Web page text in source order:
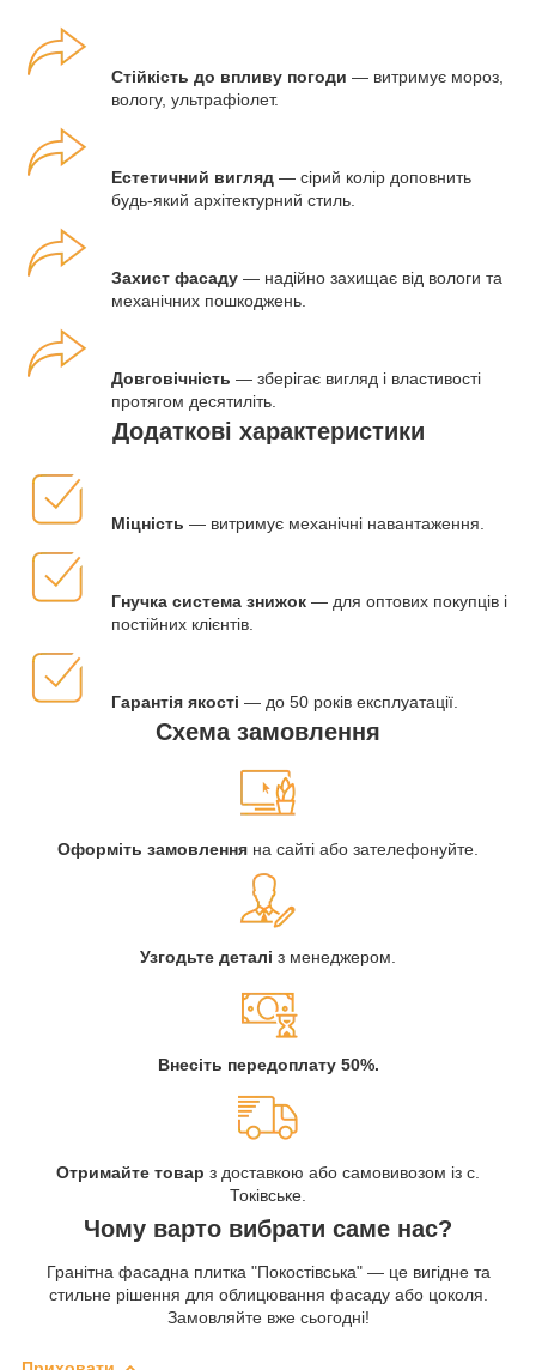
Стійкість до впливу погоди — витримує мороз,
вологу, ультрафіолет.
Естетичний вигляд — сірий колір доповнить
будь-який архітектурний стиль.
Захист фасаду — надійно захищає від вологи та
механічних пошкоджень.
Довговічність — зберігає вигляд і властивості
протягом десятиліть.
Додаткові характеристики
Міцність — витримує механічні навантаження.
Гнучка система знижок — для оптових покупців і
постійних клієнтів.
Гарантія якості — до 50 років експлуатації.
Схема замовлення
Оформіть замовлення на сайті або зателефонуйте.
Узгодьте деталі з менеджером.
Внесіть передоплату 50%.
Отримайте товар з доставкою або самовивозом із с.
Токівське.
Чому варто вибрати саме нас?
Гранітна фасадна плитка "Покостівська" — це вигідне та
стильне рішення для облицювання фасаду або цоколя.
Замовляйте вже сьогодні!